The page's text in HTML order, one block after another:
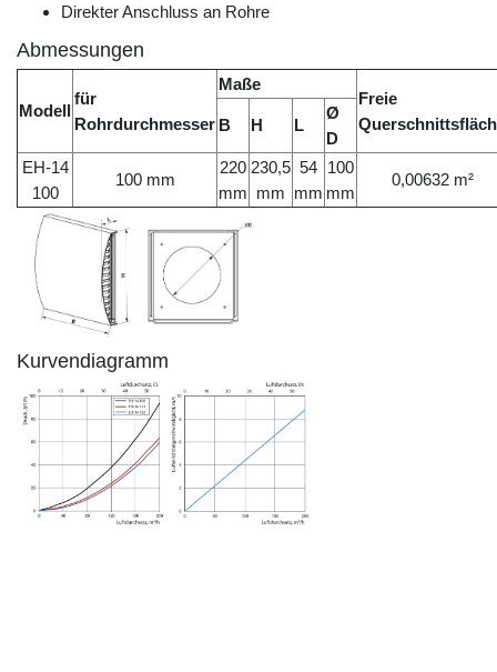
Direkter Anschluss an Rohre
Abmessungen
Modell
für
Rohrdurchmesser
Maße
Freie
B H L
Ø
D
EH-14
100
100 mm
220
mm
230,5
mm
54
mm
100
mm
0,00632 m²
Kurvendiagramm